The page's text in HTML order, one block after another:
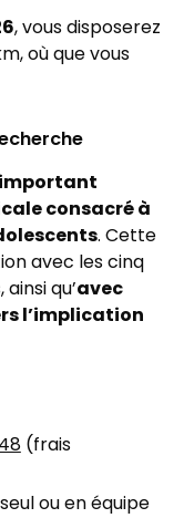
, vous disposerez
où que vous
consacré à
. Cette
avec les cinq
qu’avec
l’implication
(frais
ou en équipe